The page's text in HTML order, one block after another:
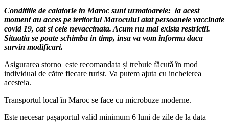
Conditiile de calatorie in Maroc sunt urmatoarele: la acest
moment au acces pe teritoriul Marocului atat persoanele vaccinate
covid 19, cat si cele nevaccinata. Acum nu mai exista restrictii.
Situatia se poate schimba in timp, insa va vom informa daca
survin modificari.
Asigurarea storno este recomandata și trebuie făcută în mod
individual de către fiecare turist. Va putem ajuta cu incheierea
acesteia.
Transportul local în Maroc se face cu microbuze moderne.
Este necesar pașaportul valid minimum 6 luni de zile de la data